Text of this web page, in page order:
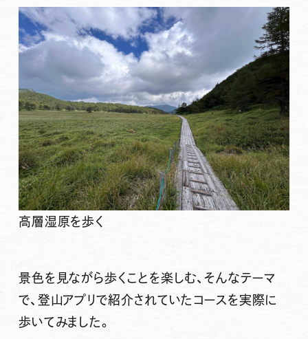
高層湿原を歩く
景色を見ながら歩くことを楽しむ、そんなテーマ
で、登山アプリで紹介されていたコースを実際に
歩いてみました。